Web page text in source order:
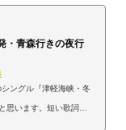
・青森行きの夜行
ングル『津軽海峡・冬
思います。短い歌詞の